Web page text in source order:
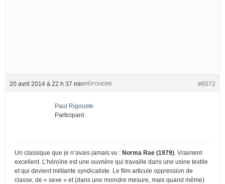
20 avril 2014 à 22 h 37 min #6572
RÉPONDRE
Paul Rigouste
Participant
Un classique que je n’avais jamais vu : Norma Rae (1979) . Vraiment
excellent. L’héroïne est une ouvrière qui travaille dans une usine textile
et qui devient militante syndicaliste. Le film articule oppression de
classe, de « sexe » et (dans une moindre mesure, mais quand même)